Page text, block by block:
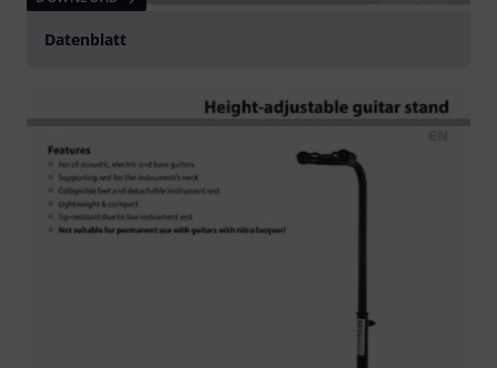
Datenblatt